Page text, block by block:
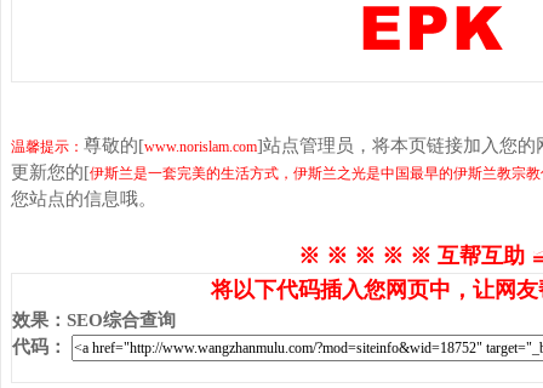
温馨提示： 尊敬的[www.norislam.com]站点管理员，将本页链接加入您
更新您的[伊斯兰是一套完美的生活方式，伊斯兰之光是中国最早的伊斯兰教宗
您站点的信息哦。
※ ※ ※ ※ ※ 互帮互助
将以下代码插入您网页中，让网
效果 ： SEO综合查询
代码 ：